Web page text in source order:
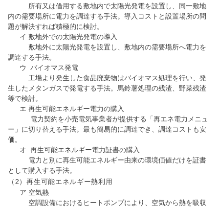
所有又は借用する敷地内で太陽光発電を設置し、同一敷地
内の需要場所に電力を調達する手法。導入コストと設置場所の問
題が解決すれば積極的に検討。
イ 敷地外での太陽光発電の導入
敷地外に太陽光発電を設置し、敷地内の需要場所へ電力を
調達する手法。
ウ バイオマス発電
工場より発生した食品廃棄物はバイオマス処理を行い、発
生したメタンガスで発電する手法。馬鈴薯処理の残渣、野菜残渣
等で検討。
エ 再生可能エネルギー電力の購入
電力契約を小売電気事業者が提供する「再エネ電力メニュ
ー」に切り替える手法。最も簡易的に調達でき、調達コストも安
価。
オ 再生可能エネルギー電力証書の購入
電力と別に再生可能エネルギー由来の環境価値だけを証書
として購入する手法。
（2）再生可能エネルギー熱利用
ア 空気熱
空調設備におけるヒートポンプにより、空気から熱を吸収